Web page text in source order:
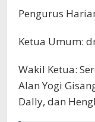
Pengurus
Ketua Umum:
Wakil Ketua:
Alan Yogi
Dally, dan